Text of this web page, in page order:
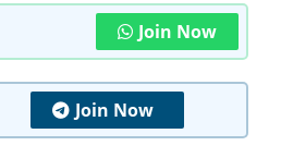
Join Now
Join Now